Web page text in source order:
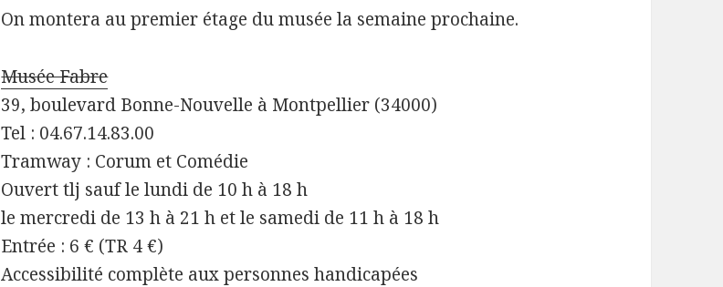
On montera au premier étage du musée la semaine prochaine.
Musée Fabre
39, boulevard Bonne-Nouvelle à Montpellier (34000)
Tel : 04.67.14.83.00
Tramway : Corum et Comédie
Ouvert tlj sauf le lundi de 10 h à 18 h
le mercredi de 13 h à 21 h et le samedi de 11 h à 18 h
Entrée : 6 € (TR 4 €)
Accessibilité complète aux personnes handicapées